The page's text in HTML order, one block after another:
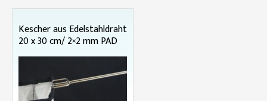
Kescher aus Edelstahldraht
20 x 30 cm/ 2×2 mm PAD